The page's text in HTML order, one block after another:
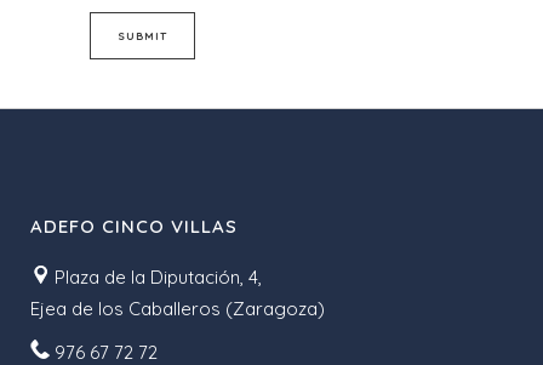
ADEFO CINCO VILLAS
Plaza de la Diputación, 4,
Ejea de los Caballeros (Zaragoza)
976 67 72 72